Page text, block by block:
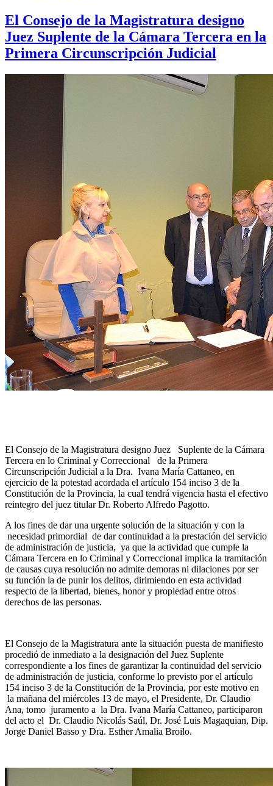
El Consejo de la Magistratura designo
Juez Suplente de la Cámara Tercera en la
Primera Circunscripción Judicial
El Consejo de la Magistratura designo Juez Suplente de la Cámara
Tercera en lo Criminal y Correccional de la Primera
Circunscripción Judicial a la Dra. Ivana María Cattaneo, en
ejercicio de la potestad acordada el artículo 154 inciso 3 de la
Constitución de la Provincia, la cual tendrá vigencia hasta el efectivo
reintegro del juez titular Dr. Roberto Alfredo Pagotto.
A los fines de dar una urgente solución de la situación y con la
necesidad primordial de dar continuidad a la prestación del servicio
de administración de justicia, ya que la actividad que cumple la
Cámara Tercera en lo Criminal y Correccional implica la tramitación
de causas cuya resolución no admite demoras ni dilaciones por ser
su función la de punir los delitos, dirimiendo en esta actividad
respecto de la libertad, bienes, honor y propiedad entre otros
derechos de las personas.
El Consejo de la Magistratura ante la situación puesta de manifiesto
procedió de inmediato a la designación del Juez Suplente
correspondiente a los fines de garantizar la continuidad del servicio
de administración de justicia, conforme lo previsto por el artículo
154 inciso 3 de la Constitución de la Provincia, por este motivo en
la mañana del miércoles 13 de mayo, el Presidente, Dr. Claudio
Ana, tomo juramento a la Dra. Ivana María Cattaneo, participaron
del acto el Dr. Claudio Nicolás Saúl, Dr. José Luis Magaquian, Dip.
Jorge Daniel Basso y Dra. Esther Amalia Broilo.